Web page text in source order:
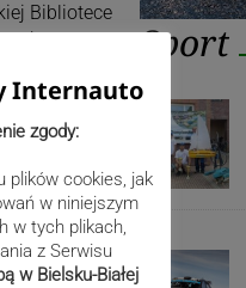
Bibliotece
Sport
Internauto
zgody:
plików cookies, jak
w niniejszym
w tych plikach,
z Serwisu
w Bielsku-Białej